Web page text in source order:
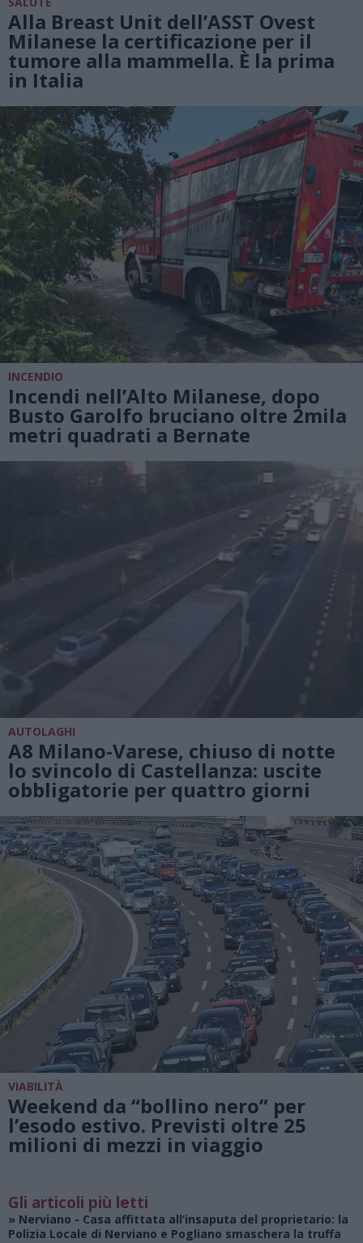
Alla Breast Unit dell’ASST Ovest
Milanese la certificazione per il
tumore alla mammella. È la prima
in Italia
INCENDIO
Incendi nell’Alto Milanese, dopo
Busto Garolfo bruciano oltre 2mila
metri quadrati a Bernate
AUTOLAGHI
A8 Milano-Varese, chiuso di notte
lo svincolo di Castellanza: uscite
obbligatorie per quattro giorni
VIABILITÀ
Weekend da “bollino nero” per
l’esodo estivo. Previsti oltre 25
milioni di mezzi in viaggio
Gli articoli più letti
» Nerviano - Casa affittata all’insaputa del proprietario: la
Polizia Locale di Nerviano e Pogliano smaschera la truffa